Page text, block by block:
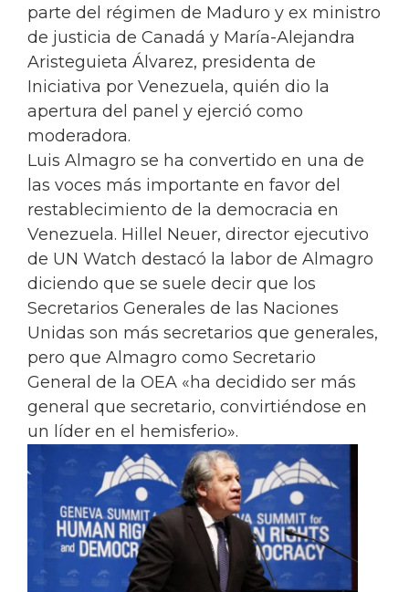
parte del régimen de Maduro y ex ministro
de justicia de Canadá y María-Alejandra
Aristeguieta Álvarez, presidenta de
Iniciativa por Venezuela, quién dio la
apertura del panel y ejerció como
moderadora.
Luis Almagro se ha convertido en una de
las voces más importante en favor del
restablecimiento de la democracia en
Venezuela. Hillel Neuer, director ejecutivo
de UN Watch destacó la labor de Almagro
diciendo que se suele decir que los
Secretarios Generales de las Naciones
Unidas son más secretarios que generales,
pero que Almagro como Secretario
General de la OEA «ha decidido ser más
general que secretario, convirtiéndose en
un líder en el hemisferio».